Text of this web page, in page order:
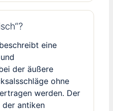
eine
der äußere
ohne
werden. Der
antiken